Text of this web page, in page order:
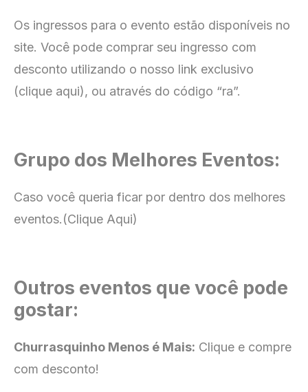
Os ingressos para o evento estão disponíveis no
site. Você pode comprar seu ingresso com
desconto utilizando o nosso link exclusivo
(clique aqui), ou através do código “ra”.
Grupo dos Melhores Eventos:
Caso você queria ficar por dentro dos melhores
eventos.(Clique Aqui)
Outros eventos que você pode
gostar:
Churrasquinho Menos é Mais: Clique e compre
com desconto!